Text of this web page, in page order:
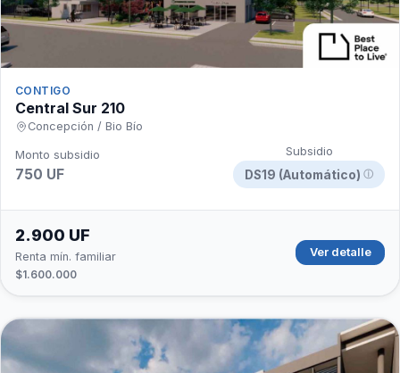
CONTIGO
Central Sur 210
Concepción / Bio Bío
Monto subsidio
750 UF
Subsidio
DS19 (Automático) ⓘ
2.900 UF
Renta mín. familiar
$1.600.000
Ver detalle